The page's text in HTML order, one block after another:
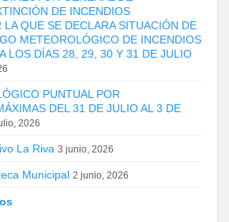
DE INCENDIOS
LA QUE SE DECLARA SITUACIÓN DE
METEOROLÓGICO DE INCENDIOS
LOS DÍAS 28, 29, 30 Y 31 DE JULIO
PUNTUAL POR
DEL 31 DE JULIO AL 3 DE
2026
La Riva 3 junio, 2026
Municipal 2 junio, 2026